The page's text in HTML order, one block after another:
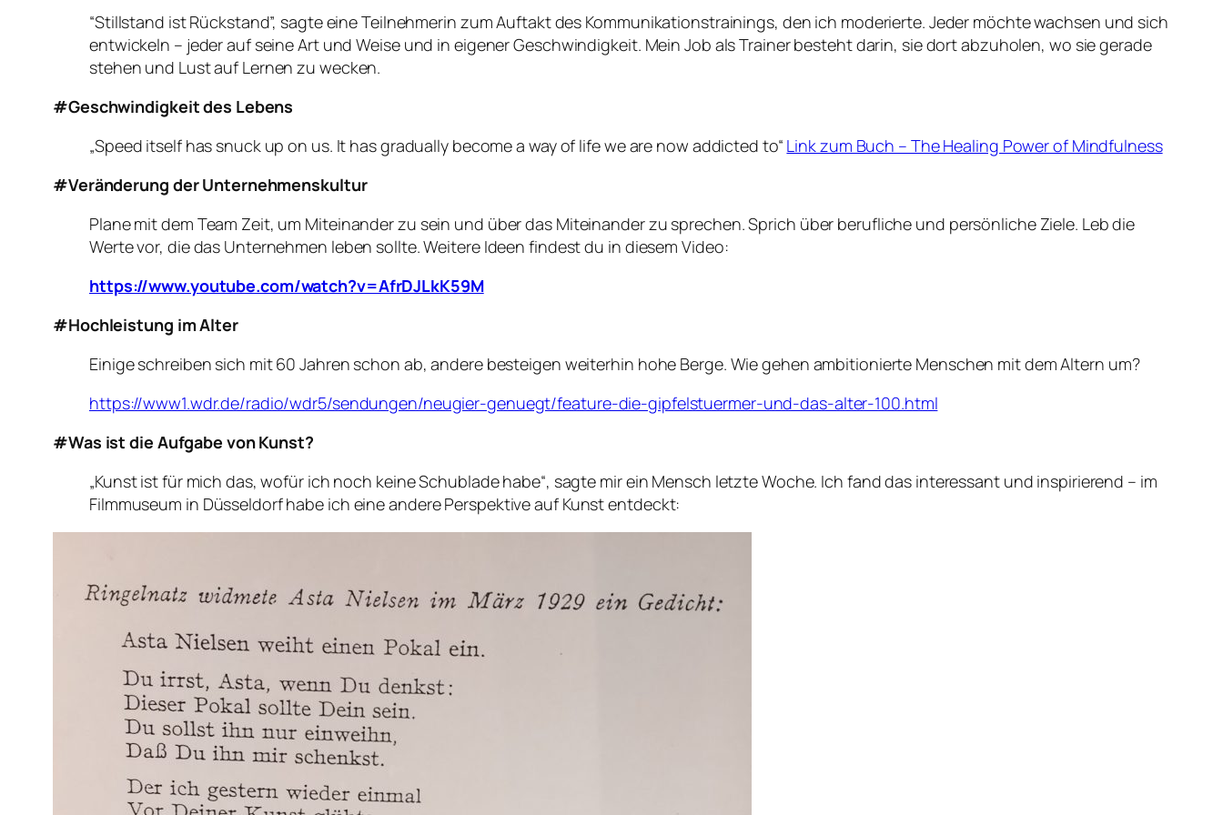
“Stillstand ist Rückstand”, sagte eine Teilnehmerin zum Auftakt des Kommunikationstrainings, den ich moderierte. Jeder möchte wachsen und sich
entwickeln – jeder auf seine Art und Weise und in eigener Geschwindigkeit. Mein Job als Trainer besteht darin, sie dort abzuholen, wo sie gerade
stehen und Lust auf Lernen zu wecken.
#Geschwindigkeit des Lebens
„Speed itself has snuck up on us. It has gradually become a way of life we are now addicted to“ Link zum Buch – The Healing Power of Mindfulness
#Veränderung der Unternehmenskultur
Plane mit dem Team Zeit, um Miteinander zu sein und über das Miteinander zu sprechen. Sprich über berufliche und persönliche Ziele. Leb die
Werte vor, die das Unternehmen leben sollte. Weitere Ideen findest du in diesem Video:
https://www.youtube.com/watch?v=AfrDJLkK59M
#Hochleistung im Alter
Einige schreiben sich mit 60 Jahren schon ab, andere besteigen weiterhin hohe Berge. Wie gehen ambitionierte Menschen mit dem Altern um?
https://www1.wdr.de/radio/wdr5/sendungen/neugier-genuegt/feature-die-gipfelstuermer-und-das-alter-100.html
#Was ist die Aufgabe von Kunst?
„Kunst ist für mich das, wofür ich noch keine Schublade habe“, sagte mir ein Mensch letzte Woche. Ich fand das interessant und inspirierend – im
Filmmuseum in Düsseldorf habe ich eine andere Perspektive auf Kunst entdeckt: